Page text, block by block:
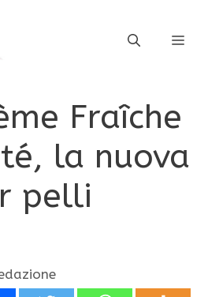
Fraîche
la nuova
pelli